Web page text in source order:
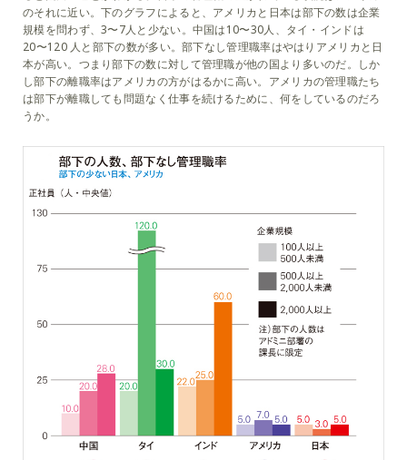
のそれに近い。下のグラフによると、アメリカと日本は部下の数は企業
規模を問わず、3〜7人と少ない。中国は10〜30人、タイ・インドは
20〜120 人と部下の数が多い。部下なし管理職率はやはりアメリカと日
本が高い。つまり部下の数に対して管理職が他の国より多いのだ。しか
し部下の離職率はアメリカの方がはるかに高い。アメリカの管理職たち
は部下が離職しても問題なく仕事を続けるために、何をしているのだろ
うか。